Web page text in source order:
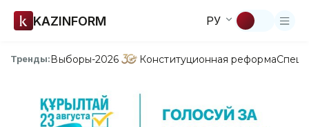
KAZINFORM РУ
Тренды:Выборы-2026 Конституционная реформа